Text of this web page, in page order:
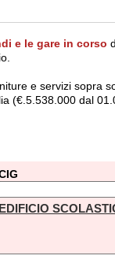
e le gare in corso
e servizi sopra
(€.5.538.000 dal
EDIFICIO